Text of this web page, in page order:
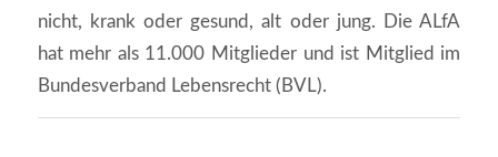
nicht, krank oder gesund, alt oder jung. Die ALfA
hat mehr als 11.000 Mitglieder und ist Mitglied im
Bundesverband Lebensrecht (BVL).